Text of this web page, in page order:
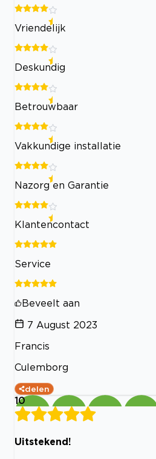
Vriendelijk
Deskundig
Betrouwbaar
Vakkundige installatie
Nazorg en Garantie
Klantencontact
Service
Beveelt aan
7 August 2023
Francis
Culemborg
delen
10
Uitstekend!